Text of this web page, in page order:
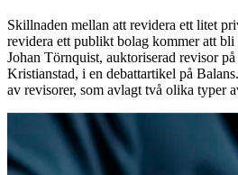
Skillnaden mellan att revidera ett litet
revidera ett publikt bolag kommer att
Johan Törnquist, auktoriserad revisor
Kristianstad, i en debattartikel på
av revisorer, som avlagt två olika typer